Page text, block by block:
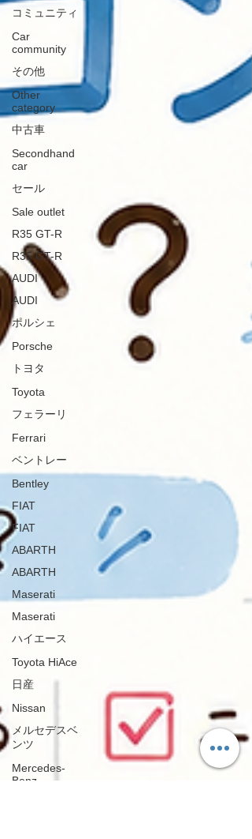
コミュニティ
Car
community
その他
Other
category
中古車
Secondhand
car
セール
Sale outlet
R35 GT-R
R35 GT-R
AUDI
AUDI
ポルシェ
Porsche
トヨタ
Toyota
フェラーリ
Ferrari
ベントレー
Bentley
FIAT
FIAT
ABARTH
ABARTH
Maserati
Maserati
ハイエース
Toyota HiAce
日産
Nissan
メルセデスベ
ンツ
Mercedes-
Benz